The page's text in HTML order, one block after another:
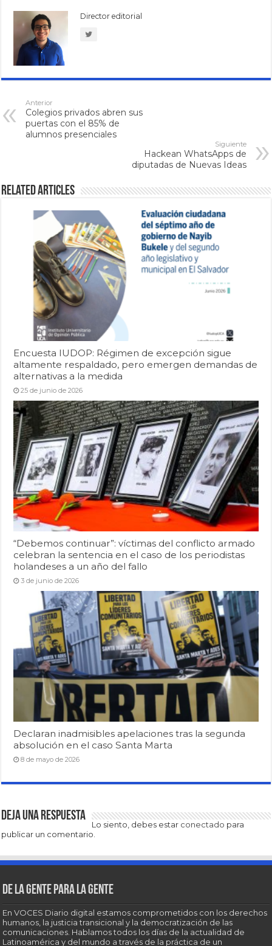
Director editorial
Anterior
Colegios privados abren sus
puertas con el 85% de
alumnos presenciales
Siguiente
Hackean WhatsApps de
diputadas de Nuevas Ideas
Related Articles
Encuesta IUDOP: Régimen de excepción sigue
altamente respaldado, pero emergen demandas de
alternativas a la medida
25 de junio de 2026
“Debemos continuar”: víctimas del conflicto armado
celebran la sentencia en el caso de los periodistas
holandeses a un año del fallo
3 de junio de 2026
Declaran inadmisibles apelaciones tras la segunda
absolución en el caso Santa Marta
8 de mayo de 2026
Deja una respuesta
Lo siento, debes estar conectado para
publicar un comentario.
De la gente para la gente
En VOCES Diario digital estamos comprometidos con los derechos
humanos, la justicia transicional y la democratización de las
comunicaciones. Hablamos todos los días de la actualidad de
Latinoamérica y del mundo a través de la práctica de un